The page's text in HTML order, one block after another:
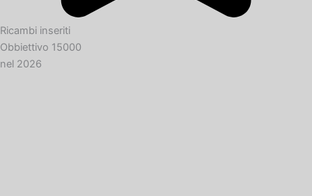
Ricambi inseriti
Obbiettivo 15000
nel 2026